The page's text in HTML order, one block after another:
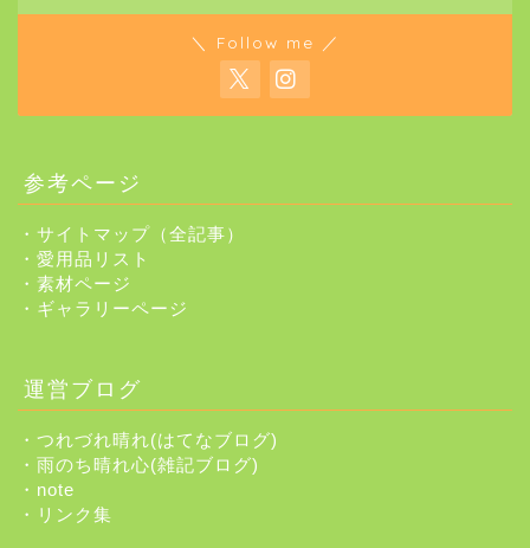
＼ Follow me ／
参考ページ
・サイトマップ（全記事）
・愛用品リスト
・素材ページ
・ギャラリーページ
運営ブログ
・つれづれ晴れ(はてなブログ)
・雨のち晴れ心(雑記ブログ)
・note
・リンク集